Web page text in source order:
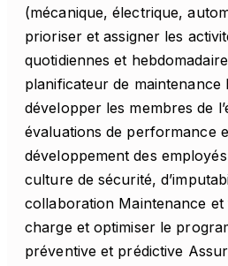
(mécanique, électrique,
prioriser et assigner les
quotidiennes et
planificateur de
développer les membres de
évaluations de performance
développement des
culture de sécurité,
collaboration Maintenance
charge et optimiser le
préventive et prédictive